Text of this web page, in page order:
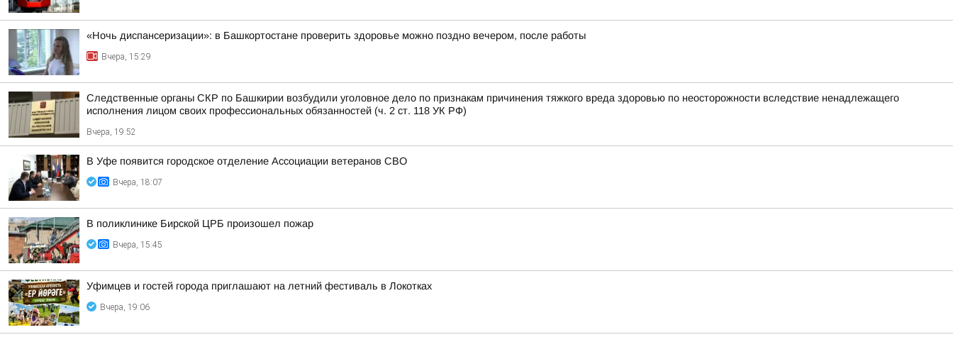
«Ночь диспансеризации»: в Башкортостане проверить здоровье можно поздно вечером, после работы
Вчера, 15:29
Следственные органы СКР по Башкирии возбудили уголовное дело по признакам причинения тяжкого вреда здоровью по неосторожности вследствие ненадлежащего
исполнения лицом своих профессиональных обязанностей (ч. 2 ст. 118 УК РФ)
Вчера, 19:52
В Уфе появится городское отделение Ассоциации ветеранов СВО
Вчера, 18:07
В поликлинике Бирской ЦРБ произошел пожар
Вчера, 15:45
Уфимцев и гостей города приглашают на летний фестиваль в Локотках
Вчера, 19:06